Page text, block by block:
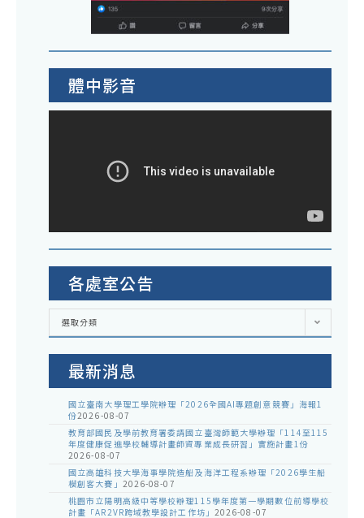
體中影音
各處室公告
各
室
選取分類
最新消息
國立臺南大學理工學院辦理「2026全國AI專題創意競賽」海報1
份2026-08-07
教育部國民及學前教育署委請國立臺灣師範大學辦理「114至115
年度健康促進學校輔導計畫師資專業成長研習」實施計畫1份
2026-08-07
國立高雄科技大學海事學院造船及海洋工程系辦理「2026學生船
模創客大賽」 2026-08-07
桃園市立陽明高級中等學校辦理115學年度第一學期數位前導學校
計畫「AR2VR跨域教學設計工作坊」 2026-08-07